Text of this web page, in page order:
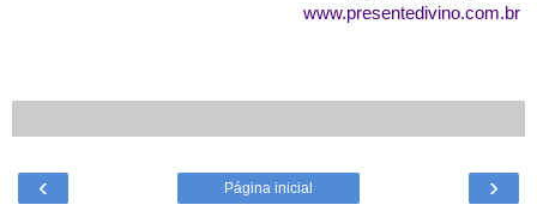
www.presentedivino.com.br
‹ ›
Página inicial